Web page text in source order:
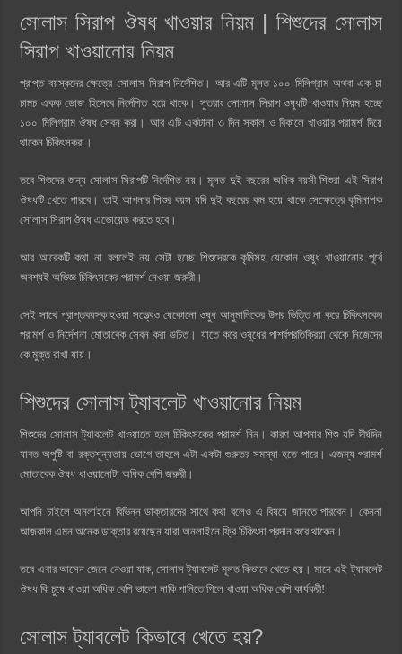
সোলাস সিরাপ ঔষধ খাওয়ার নিয়ম | শিশুদের সোলাস
সিরাপ খাওয়ানোর নিয়ম
প্রাপ্ত বয়স্কদের ক্ষেত্রে সোলাস সিরাপ নির্দেশিত। আর এটি মূলত ১০০ মিলিগ্রাম অথবা এক চা
চামচ একক ডোজ হিসেবে নির্দেশিত হয়ে থাকে। সুতরাং সোলাস সিরাপ ওষুধটি খাওয়ার নিয়ম হচ্ছে
১০০ মিলিগ্রাম ঔষধ সেবন করা। আর এটি একটানা ৩ দিন সকাল ও বিকালে খাওয়ার পরামর্শ দিয়ে
থাকেন চিকিৎসকরা।
তবে শিশুদের জন্য সোলাস সিরাপটি নির্দেশিত নয়। মূলত দুই বছরের অধিক বয়সী শিশুরা এই সিরাপ
ঔষধটি খেতে পারবে। তাই আপনার শিশুর বয়স যদি দুই বছরের কম হয়ে থাকে সেক্ষেত্রে কৃমিনাশক
সোলাস সিরাপ ঔষধ এভোয়েড করতে হবে।
আর আরেকটি কথা না বললেই নয় সেটা হচ্ছে শিশুদেরকে কৃমিসহ যেকোন ওষুধ খাওয়ানোর পূর্বে
অবশ্যই অভিজ্ঞ চিকিৎসকের পরামর্শ নেওয়া জরুরী।
সেই সাথে প্রাপ্তবয়স্ক হওয়া সত্ত্বেও যেকোনো ওষুধ আনুমানিকের উপর ভিত্তি না করে চিকিৎসকের
পরামর্শ ও নির্দেশনা মোতাবেক সেবন করা উচিত। যাতে করে ওষুধের পার্শ্বপ্রতিক্রিয়া থেকে নিজেদের
কে মুক্ত রাখা যায়।
শিশুদের সোলাস ট্যাবলেট খাওয়ানোর নিয়ম
শিশুদের সোলাস ট্যাবলেট খাওয়াতে হলে চিকিৎসকের পরামর্শ নিন। কারণ আপনার শিশু যদি দীর্ঘদিন
যাবত অপুষ্টি বা রক্তশূন্যতায় ভোগে তাহলে এটা একটা গুরুতর সমস্যা হতে পারে। এজন্য পরামর্শ
মোতাবেক ঔষধ খাওয়ানোটা অধিক বেশি জরুরী।
আপনি চাইলে অনলাইনে বিভিন্ন ডাক্তারদের সাথে কথা বলেও এ বিষয়ে জানতে পারবেন। কেননা
আজকাল এমন অনেক ডাক্তার রয়েছেন যারা অনলাইনে ফ্রি চিকিৎসা প্রদান করে থাকেন।
তবে এবার আসেন জেনে নেওয়া যাক, সোলাস ট্যাবলেট মূলত কিভাবে খেতে হয়। মানে এই ট্যাবলেট
ঔষধ কি চুষে খাওয়া অধিক বেশি ভালো নাকি পানিতে গিলে খাওয়া অধিক বেশি কার্যকরী!
সোলাস ট্যাবলেট কিভাবে খেতে হয়?